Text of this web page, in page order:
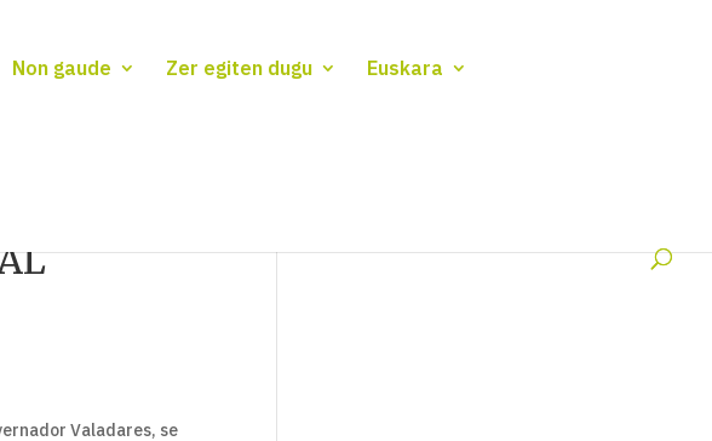
Non gaude Zer egiten dugu Euskara
Valadares, se